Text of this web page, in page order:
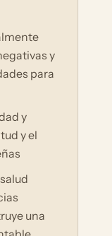
y
para
y
y el
una